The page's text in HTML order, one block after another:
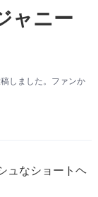
ャニー
しました。ファンか
ュなショートヘ